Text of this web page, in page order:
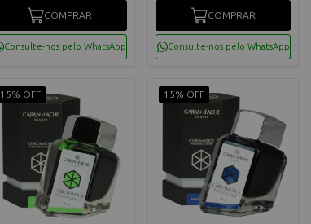
COMPRAR
Consulte-nos pelo WhatsApp
COMPRAR
Consulte-nos pelo WhatsApp
15% OFF 15% OFF